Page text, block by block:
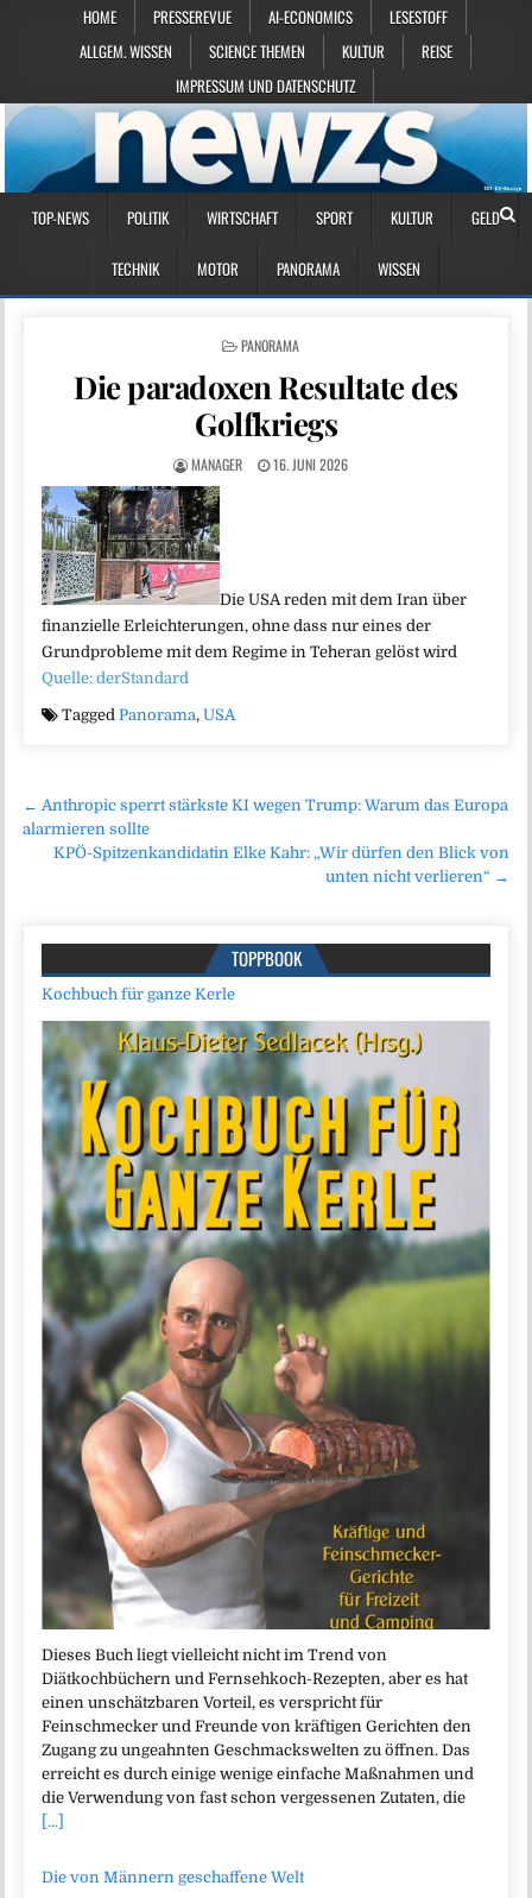
HOME PRESSEREVUE AI-ECONOMICS
LESESTOFF
ALLGEM. WISSEN
SCIENCE THEMEN KULTUR
REISE
IMPRESSUM UND DATENSCHUTZ
TOP-NEWS POLITIK WIRTSCHAFT SPORT KULTUR GELD
TECHNIK MOTOR PANORAMA WISSEN
POSTED IN
PANORAMA
Die paradoxen Resultate des
Golfkriegs
MANAGER 16. JUNI 2026
Die USA reden mit dem Iran über
finanzielle Erleichterungen, ohne dass nur eines der
Grundprobleme mit dem Regime in Teheran gelöst wird
Quelle: derStandard
TaggedPanorama,USA
Beitragsnavigation
← Anthropic sperrt stärkste KI wegen Trump: Warum das Europa
alarmieren sollte
KPÖ-Spitzenkandidatin Elke Kahr: „Wir dürfen den Blick von
unten nicht verlieren“ →
TOPPBOOK
Kochbuch für ganze Kerle
Dieses Buch liegt vielleicht nicht im Trend von
Diätkochbüchern und Fernsehkoch-Rezepten, aber es hat
einen unschätzbaren Vorteil, es verspricht für
Feinschmecker und Freunde von kräftigen Gerichten den
Zugang zu ungeahnten Geschmackswelten zu öffnen. Das
erreicht es durch einige wenige einfache Maßnahmen und
die Verwendung von fast schon vergessenen Zutaten, die
[...]
Die von Männern geschaffene Welt